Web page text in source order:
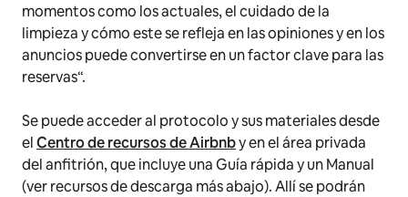
momentos como los actuales, el cuidado de la
limpieza y cómo este se refleja en las opiniones y en los
anuncios puede convertirse en un factor clave para las
reservas“.
Se puede acceder al protocolo y sus materiales desde
elCentro de recursos de Airbnby en el área privada
del anfitrión, que incluye una Guía rápida y un Manual
(ver recursos de descarga más abajo). Allí se podrán